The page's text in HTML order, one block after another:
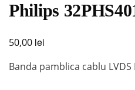
Philips
50,00 lei
Banda pamblica cablu